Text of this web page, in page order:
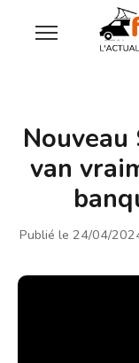
van
Publié le 24/04/